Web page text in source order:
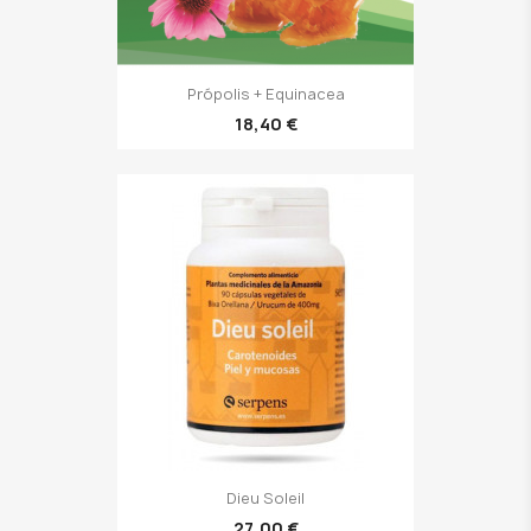
Própolis + Equinacea
18,40 €
Dieu Soleil